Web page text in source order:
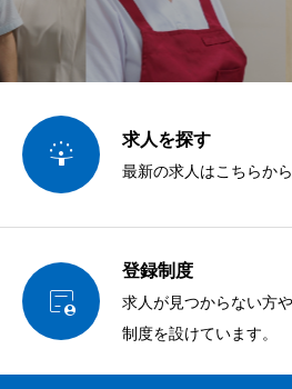
 求人を探す
最新の求人はこちらか

登録制度
求人が見つからない方
制度を設けています。